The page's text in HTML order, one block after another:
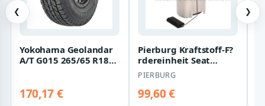
❮
Yokohama Geolandar
A/T G015 265/65 R18
170,17 €
Pierburg Kraftstoff-F?
rdereinheit Seat
Cordoba Ibiza VW Polo
PIERBURG
99,60 €
❯